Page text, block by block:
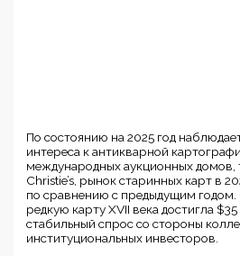
По состоянию на 2025 год
интереса к антикварной
международных аукционных домов,
Christie’s, рынок старинных карт в
по сравнению с предыдущим годом.
редкую карту XVII века достигла
стабильный спрос со стороны
институциональных инвесторов.